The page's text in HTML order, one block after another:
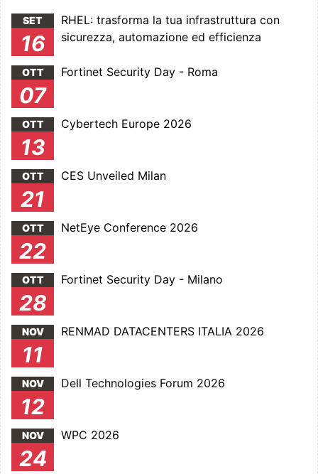
SET
16
RHEL: trasforma la tua infrastruttura con
sicurezza, automazione ed efficienza
OTT
07
Fortinet Security Day - Roma
OTT
13
Cybertech Europe 2026
OTT
21
CES Unveiled Milan
OTT
22
NetEye Conference 2026
OTT
28
Fortinet Security Day - Milano
NOV
11
RENMAD DATACENTERS ITALIA 2026
NOV
12
Dell Technologies Forum 2026
NOV
24
WPC 2026